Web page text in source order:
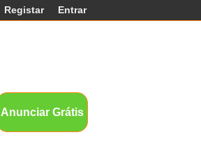
Entrar
Registar
Anunciar Grátis